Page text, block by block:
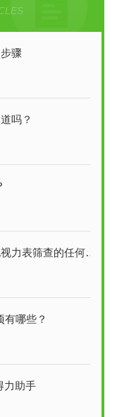
骤
吗？
表筛查的任何问题
有哪些？
力助手